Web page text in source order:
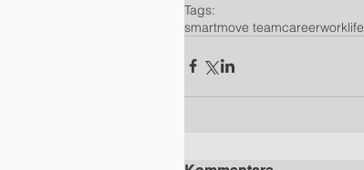
Tags:
smartmove teamcareerworklife